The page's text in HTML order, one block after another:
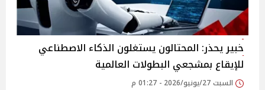
خبير يحذر: المحتالون يستغلون الذكاء الاصطناعي
للإيقاع بمشجعي البطولات العالمية
السبت 27/يونيو/2026 - 01:27 م